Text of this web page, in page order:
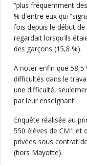
“plus fréquemment
% d'entre eux qui
fois depuis le début de
regardait lorsqu’ils
des garçons (15,8 %).
A noter enfin que 58,5
difficultés dans le
une difficulté,
par leur enseignant.
Enquête réalisée au
550 élèves de CM1 et
privées sous contrat
(hors Mayotte).